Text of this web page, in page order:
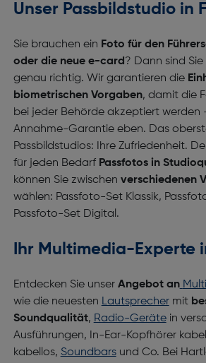
Unser Passbildstudio in
Sie brauchen ein Foto für den
oder die neue e-card ? Dann sind
genau richtig. Wir garantieren die
biometrischen Vorgaben, damit die
bei jeder Behörde akzeptiert werden
Annahme-Garantie eben. Das
Passbildstudios: Ihre Zufriedenheit.
für jeden Bedarf Passfotos in
können Sie zwischen verschiedenen
wählen: Passfoto-Set Klassik,
Passfoto-Set Digital.
Ihr Multimedia-Experte
Entdecken Sie unser Angebot an
wie die neuesten Lautsprechermit
Soundqualität, Radio-Gerätein
Ausführungen, In-Ear-Kopfhörer
kabellos, Soundbarsund Co. Bei